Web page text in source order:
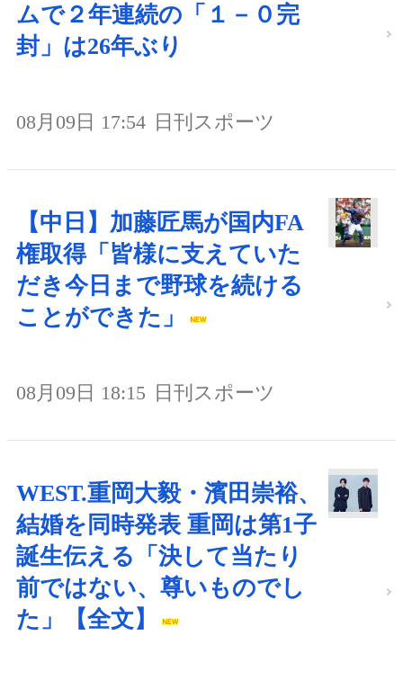
ムで２年連続の「１－０完
封」は26年ぶり
08月09日 17:54 日刊スポーツ
【中日】加藤匠馬が国内FA
権取得「皆様に支えていた
だき今日まで野球を続ける
ことができた」
08月09日 18:15 日刊スポーツ
WEST.重岡大毅・濱田崇裕、
結婚を同時発表 重岡は第1子
誕生伝える「決して当たり
前ではない、尊いものでし
た」【全文】